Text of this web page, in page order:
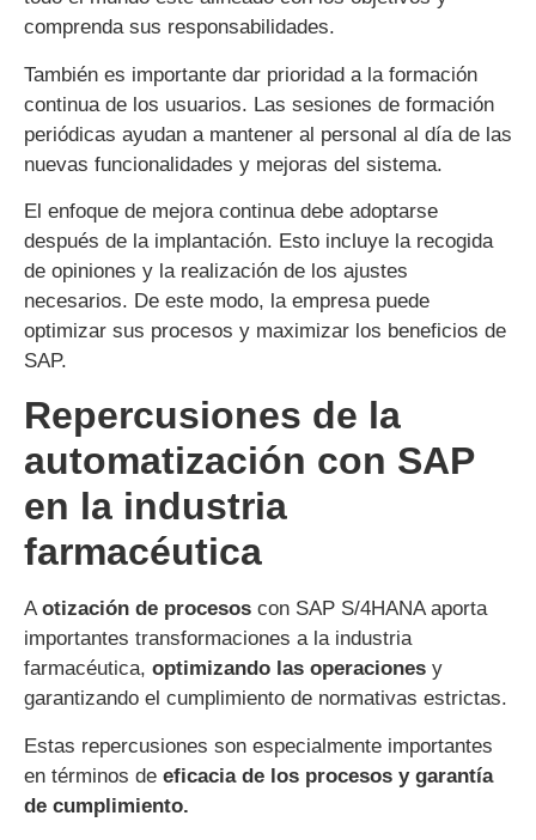
comprenda sus responsabilidades.
También es importante dar prioridad a la formación
continua de los usuarios. Las sesiones de formación
periódicas ayudan a mantener al personal al día de las
nuevas funcionalidades y mejoras del sistema.
El enfoque de mejora continua debe adoptarse
después de la implantación. Esto incluye la recogida
de opiniones y la realización de los ajustes
necesarios. De este modo, la empresa puede
optimizar sus procesos y maximizar los beneficios de
SAP.
Repercusiones de la
automatización con SAP
en la industria
farmacéutica
Aotización de procesos con SAP S/4HANA aporta
importantes transformaciones a la industria
farmacéutica, optimizando las operaciones y
garantizando el cumplimiento de normativas estrictas.
Estas repercusiones son especialmente importantes
en términos de eficacia de los procesos y garantía
de cumplimiento.